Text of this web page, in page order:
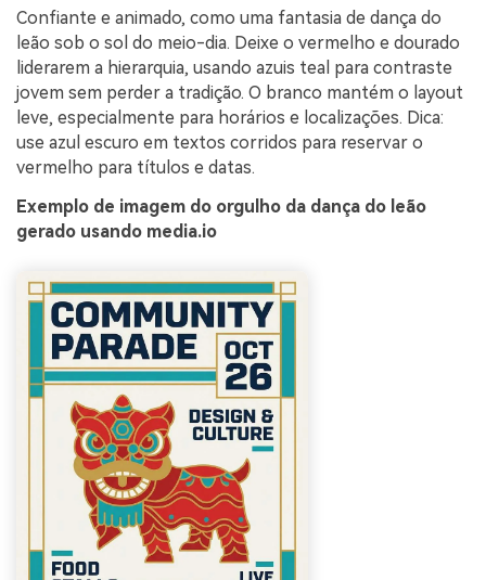
Confiante e animado, como uma fantasia de dança do
leão sob o sol do meio-dia. Deixe o vermelho e dourado
liderarem a hierarquia, usando azuis teal para contraste
jovem sem perder a tradição. O branco mantém o layout
leve, especialmente para horários e localizações. Dica:
use azul escuro em textos corridos para reservar o
vermelho para títulos e datas.
Exemplo de imagem do orgulho da dança do leão
gerado usando media.io